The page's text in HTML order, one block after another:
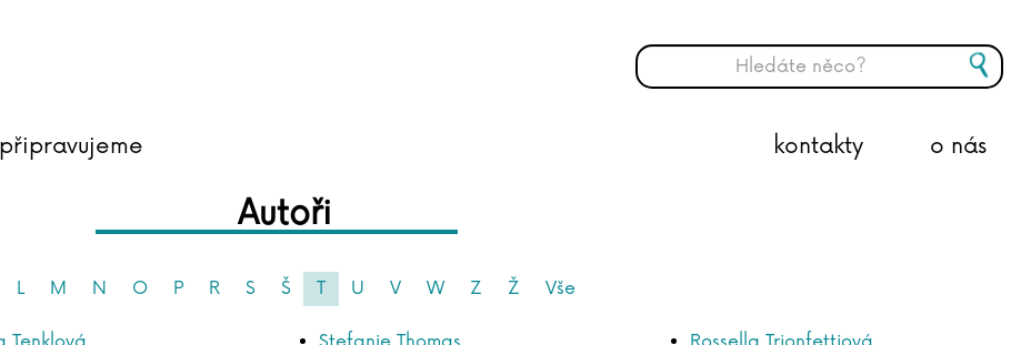
připravujeme o nás
kontakty
Autoři
L M N O P R S Š T U V W Z Ž Vše